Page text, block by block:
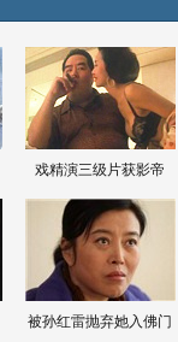
戏精演三级片获影帝
被孙红雷抛弃她入佛门